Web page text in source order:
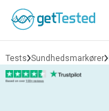
Tests Sundhedsmarkører